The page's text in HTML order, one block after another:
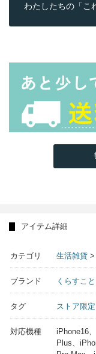
わたしたちの「こ
アイテム詳細
カテゴリ 生活雑貨 >
ブランド くらすこと
タグ ストア限定
対応機種
iPhone16
Plus、